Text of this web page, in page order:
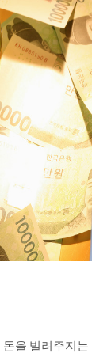
돈을 빌려주지는